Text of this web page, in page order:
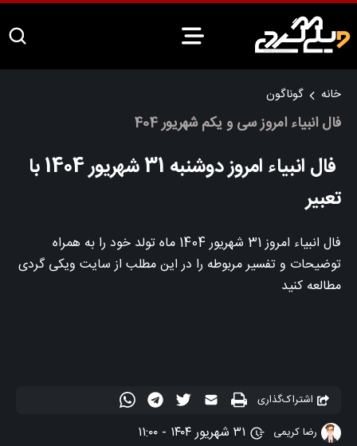
خانه گوناگون
فال انبیاء امروز سی و یکم شهریور 404
فال انبیاء امروز دوشنبه 31 شهریور 1404 با
تعبیر
فال انبیاء امروز 31 شهریور 1404 ماه تولد خود را به همراه
توضیحات و تفسیر مربوطه را در این مطلب از سایت ویکی گردی
مطالعه کنید
اشتراک‌گذاری
رضا کریمی
۳۱ شهریور ۱۴۰۴ - ۱۱:۰۰